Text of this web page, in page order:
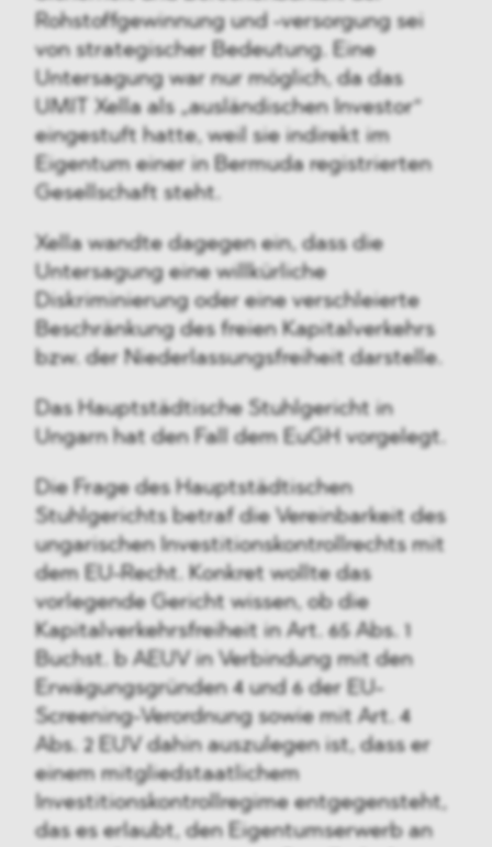
Rohstoffgewinnung und -versorgung sei
von strategischer Bedeutung. Eine
Untersagung war nur möglich, da das
UMIT Xella als „ausländischen Investor“
eingestuft hatte, weil sie indirekt im
Eigentum einer in Bermuda registrierten
Gesellschaft steht.
Xella wandte dagegen ein, dass die
Untersagung eine willkürliche
Diskriminierung oder eine verschleierte
Beschränkung des freien Kapitalverkehrs
bzw. der Niederlassungsfreiheit darstelle.
Das Hauptstädtische Stuhlgericht in
Ungarn hat den Fall dem EuGH vorgelegt.
Die Frage des Hauptstädtischen
Stuhlgerichts betraf die Vereinbarkeit des
ungarischen Investitionskontrollrechts mit
dem EU-Recht. Konkret wollte das
vorlegende Gericht wissen, ob die
Kapitalverkehrsfreiheit in Art. 65 Abs. 1
Buchst. b AEUV in Verbindung mit den
Erwägungsgründen 4 und 6 der EU-
Screening-Verordnung sowie mit Art. 4
Abs. 2 EUV dahin auszulegen ist, dass er
einem mitgliedstaatlichem
Investitionskontrollregime entgegensteht,
das es erlaubt, den Eigentumserwerb an